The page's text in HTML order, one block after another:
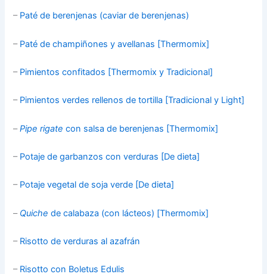
– Paté de berenjenas (caviar de berenjenas)
– Paté de champiñones y avellanas [Thermomix]
– Pimientos confitados [Thermomix y Tradicional]
– Pimientos verdes rellenos de tortilla [Tradicional y Light]
–Pipe rigate con salsa de berenjenas [Thermomix]
– Potaje de garbanzos con verduras [De dieta]
– Potaje vegetal de soja verde [De dieta]
– Quiche de calabaza (con lácteos) [Thermomix]
– Risotto de verduras al azafrán
– Risotto con Boletus Edulis